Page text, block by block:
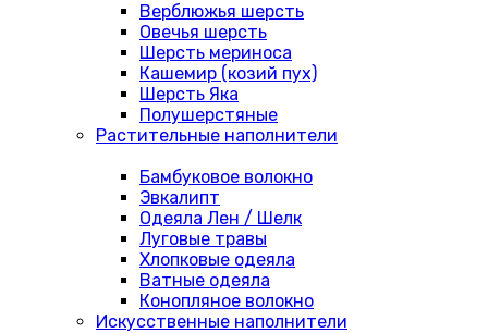
Верблюжья шерсть
Овечья шерсть
Шерсть мериноса
Кашемир (козий пух)
Шерсть Яка
Полушерстяные
Растительные наполнители
Бамбуковое волокно
Эвкалипт
Одеяла Лен / Шелк
Луговые травы
Хлопковые одеяла
Ватные одеяла
Конопляное волокно
Искусственные наполнители